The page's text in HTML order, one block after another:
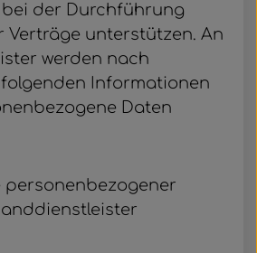
der Durchführung
Verträge unterstützen. An
werden nach
Informationen
Daten
personenbezogener